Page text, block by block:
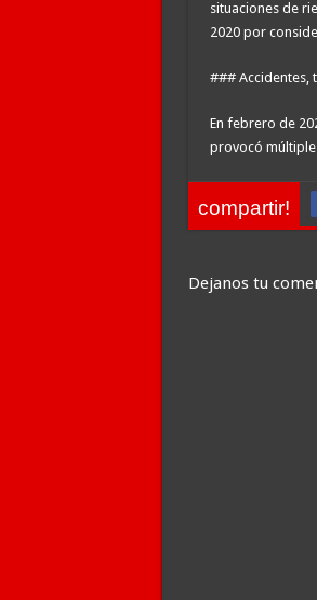
situaciones de
2020 por
### Accidentes,
En febrero de
provocó
compartir!
Dejanos tu